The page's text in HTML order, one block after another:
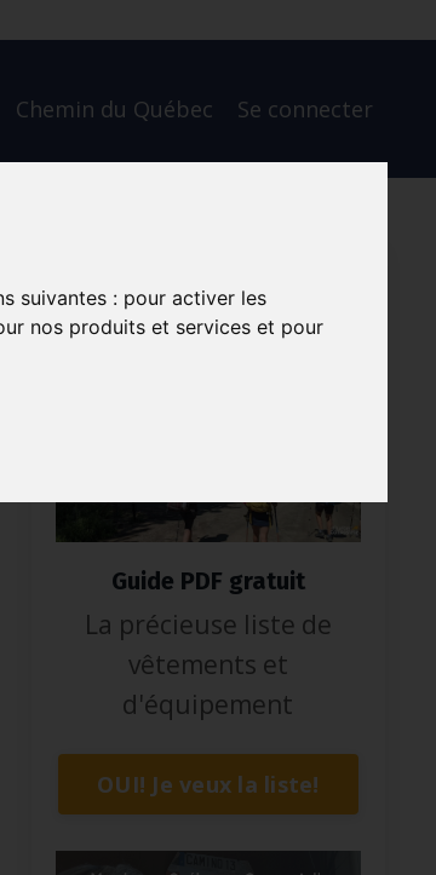
suivantes : pour activer les
nos produits et services et pour
Chemin du Québec Se connecter
Guide PDF gratuit
La précieuse liste de
vêtements et
d'équipement
OUI! Je veux la liste!